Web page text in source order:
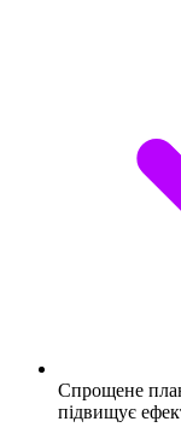
Спрощене
підвищує